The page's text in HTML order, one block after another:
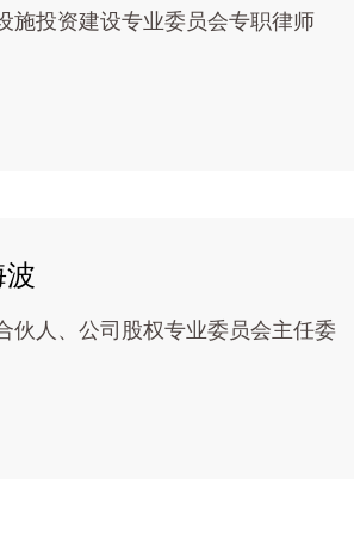
施投资建设专业委员会专职律师
伙人、公司股权专业委员会主任委